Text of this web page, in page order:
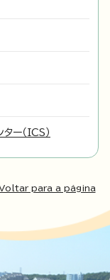
ー（ICS）
para a página